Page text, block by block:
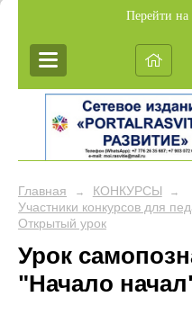
Перейти
Главная → КОНКУРСЫ →
Участники конкурсов для
Открытый урок
Урок
"Начало